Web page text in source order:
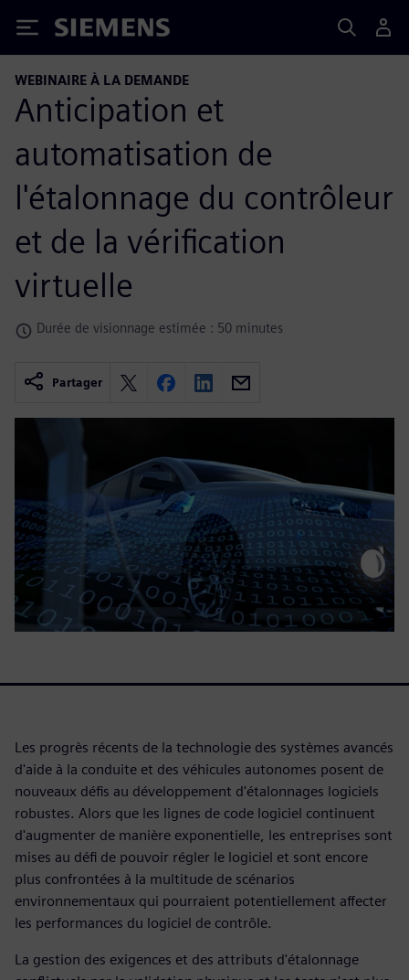
Siemens
WEBINAIRE À LA DEMANDE
Anticipation et
automatisation de
l'étalonnage du contrôleur
et de la vérification
virtuelle
Durée de visionnage estimée : 50 minutes
Partager
Les progrès récents de la technologie des systèmes avancés
d'aide à la conduite et des véhicules autonomes posent de
nouveaux défis au développement d'étalonnages logiciels
robustes. Alors que les lignes de code logiciel continuent
d'augmenter de manière exponentielle, les entreprises sont
mises au défi de pouvoir régler le logiciel et sont encore
plus confrontées à la multitude de scénarios
environnementaux qui pourraient potentiellement affecter
les performances du logiciel de contrôle.
La gestion des exigences et des attributs d'étalonnage